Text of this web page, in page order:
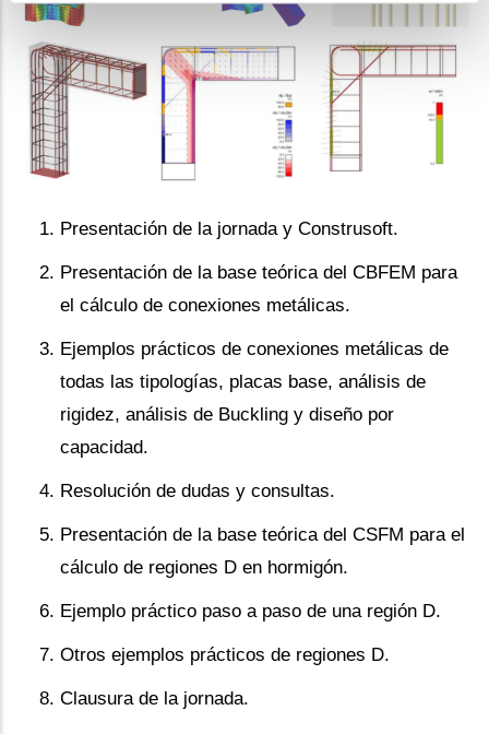
Presentación de la jornada y Construsoft.
Presentación de la base teórica del CBFEM para
el cálculo de conexiones metálicas.
Ejemplos prácticos de conexiones metálicas de
todas las tipologías, placas base, análisis de
rigidez, análisis de Buckling y diseño por
capacidad.
Resolución de dudas y consultas.
Presentación de la base teórica del CSFM para el
cálculo de regiones D en hormigón.
Ejemplo práctico paso a paso de una región D.
Otros ejemplos prácticos de regiones D.
Clausura de la jornada.